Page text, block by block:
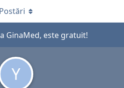
GinaMed, este gratuit!
Y
Postări